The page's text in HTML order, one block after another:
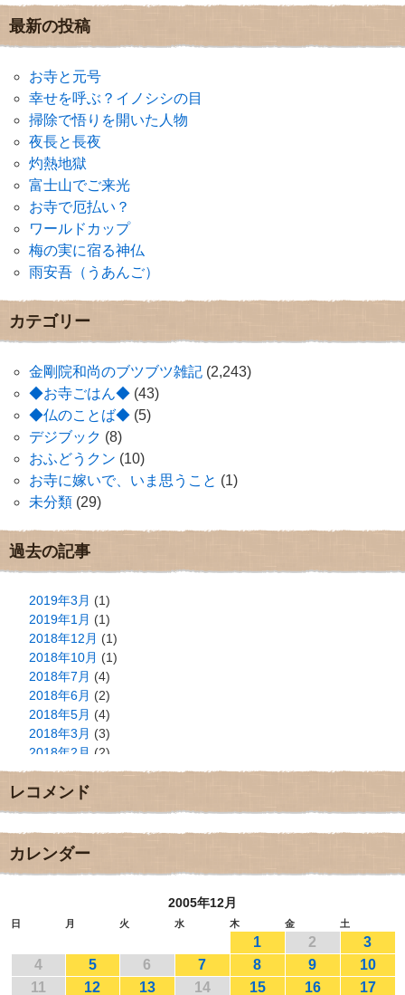
最新の投稿
お寺と元号
幸せを呼ぶ？イノシシの目
掃除で悟りを開いた人物
夜長と長夜
灼熱地獄
富士山でご来光
お寺で厄払い？
ワールドカップ
梅の実に宿る神仏
雨安吾（うあんご）
カテゴリー
金剛院和尚のブツブツ雑記 (2,243)
◆お寺ごはん◆ (43)
◆仏のことば◆ (5)
デジブック (8)
おふどうクン (10)
お寺に嫁いで、いま思うこと (1)
未分類 (29)
過去の記事
2019年3月 (1)
2019年1月 (1)
2018年12月 (1)
2018年10月 (1)
2018年7月 (4)
2018年6月 (2)
2018年5月 (4)
2018年3月 (3)
2018年2月 (2)
2018年1月(2)
2017年12月
2017年11月(3)
2017年9月
2017年8月
2017年5月
2017年3月(1)
2017年2月(1)
レコメンド
カレンダー
2005年12月
日 月 火 水 木 金 土
1 2
3
4
5 6 7 8 9
10
11
12 13 14 15 16 17